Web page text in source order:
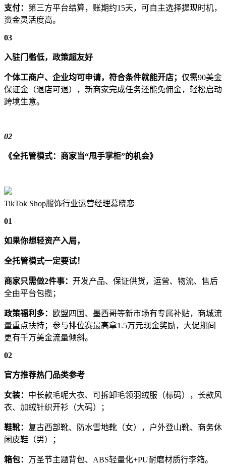
支付： 第三方平台结算，账期约15天，可自主选择提现时机，
资金灵活度高。
03
入驻门槛低，政策超友好
个体工商户、企业均可申请，符合条件就能开店； 仅需90美金
保证金（退店可退），新商家完成任务还能免佣金，轻松启动
跨境生意。
02
《全托管模式：商家当“甩手掌柜”的机会》
TikTok Shop服饰行业运营经理慕晓恋
01
如果你想轻资产入局，
全托管模式一定要试！
商家只需做2件事： 开发产品、保证供货，运营、物流、售后
全由平台包揽；
政策福利多：
欧盟四国、墨西哥等新市场有专属补贴，商城流
量重点扶持；参与排位赛最高拿1.5万元现金奖励，大促期间
更有千万美金流量倾斜。
02
官方推荐热门品类参考
女装： 中长款毛呢大衣、可拆卸毛领羽绒服（标码），长款风
衣、加绒针织开衫（大码）；
鞋靴： 复古西部靴、防水雪地靴（女），户外登山靴、商务休
闲皮鞋（男）；
箱包： 万圣节主题背包、ABS轻量化+PU耐磨材质行李箱。